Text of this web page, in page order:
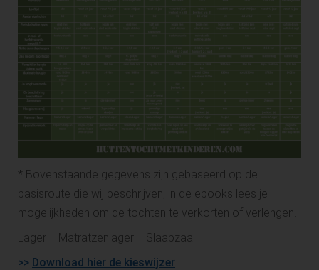
* Bovenstaande gegevens zijn gebaseerd op de
basisroute die wij beschrijven; in de ebooks lees je
mogelijkheden om de tochten te verkorten of verlengen.
Lager = Matratzenlager = Slaapzaal
>> Download hier de kieswijzer